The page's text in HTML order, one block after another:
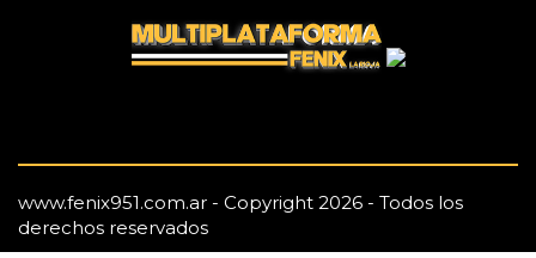
www.fenix951.com.ar - Copyright 2026 - Todos los
derechos reservados